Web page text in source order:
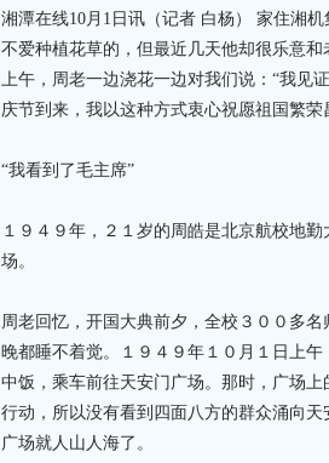
湘潭在线10月1日讯（记者 白杨） 家住湘
不爱种植花草的，但最近几天他却很乐意
上午，周老一边浇花一边对我们说：“我见
庆节到来，我以这种方式衷心祝愿祖国繁荣
“我看到了毛主席”
１９４９年，２１岁的周皓是北京航校地
场。
周老回忆，开国大典前夕，全校３００多
晚都睡不着觉。１９４９年１０月１日上
中饭，乘车前往天安门广场。那时，广场
行动，所以没有看到四面八方的群众涌向
广场就人山人海了。